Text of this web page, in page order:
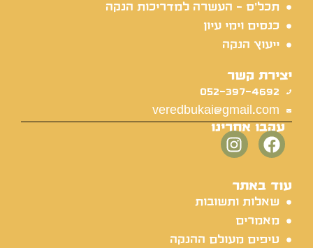
תכל'ס - העשרה למדריכות הנקה
כנסים וימי עיון
ייעוץ הנקה
יצירת קשר
052-397-4692
veredbukai@gmail.com
עקבו אחרינו
עוד באתר
שאלות ותשובות
מאמרים
טיפים מעולם ההנקה